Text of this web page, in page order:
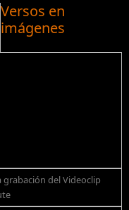
Versos en
imágenes